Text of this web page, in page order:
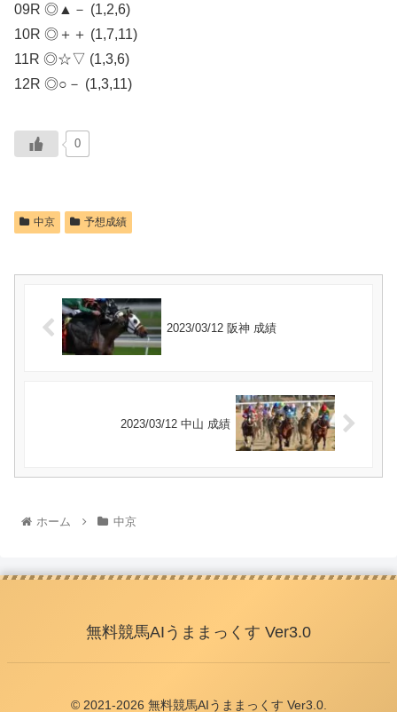
09R ◎▲－ (1,2,6)
10R ◎＋＋ (1,7,11)
11R ◎☆▽ (1,3,6)
12R ◎○－ (1,3,11)
0
中京 予想成績
2023/03/12 阪神 成績
2023/03/12 中山 成績
ホーム 中京
無料競馬AIうままっくす Ver3.0
© 2021-2026 無料競馬AIうままっくす Ver3.0.